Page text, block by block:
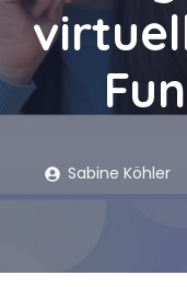
Sabine Köhler